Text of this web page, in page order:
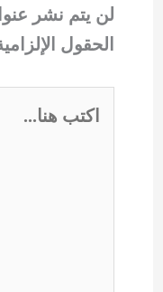
لن يتم نشر
الحقول